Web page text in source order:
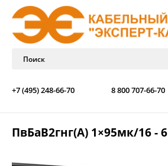
+7 (495) 248-66-70 8 800 707-66-70
ПвБаВ2гнг(А) 1×95мк/16 - 6